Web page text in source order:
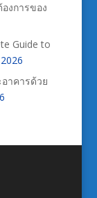
งการของ
Guide to
าคารด้วย